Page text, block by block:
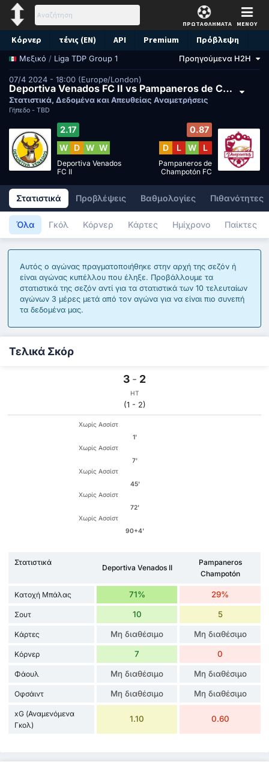
ΠΡΩΤΑΘΛΗΜΑΤΑ ΜΕΝΟΥ
Κόρνερ τένις (EN) API Premium Πρόβλεψη
Μεξικό / Liga TDP Group 1 Προηγούμενα H2H
07/4 2024 - 18:00 (Europe/London)
Deportiva Venados FC II vs Pampaneros de Champotón FC
Στατιστικά, Δεδομένα και Απευθείας Αναμετρήσεις
Γήπεδο - TBD
2.17
W
D W W
Deportiva Venados
FC II
0.87
D
L W L
Pampaneros de
Champotón FC
Στατιστικά Προβλέψεις Βαθμολογίες Πιθανότητες
Όλα Γκόλ Κόρνερ Κάρτες Ημίχρονο Παίκτες
Αυτός ο αγώνας πραγματοποιήθηκε στην αρχή της σεζόν ή
είναι αγώνας κυπέλλου που έληξε. Προβάλλουμε τα
στατιστικά της σεζόν αντί για τα στατιστικά των 10 τελευταίων
αγώνων 3 μέρες μετά από τον αγώνα για να είναι πιο συνεπή
τα δεδομένα μας.
Τελικά Σκόρ
3 - 2
HT
(1 - 2)
Χωρίς Ασσίστ
1'
Χωρίς Ασσίστ
7'
Χωρίς Ασσίστ
45'
Χωρίς Ασσίστ
72'
Χωρίς Ασσίστ
90+4'
Στατιστικά
Deportiva Venados II
Pampaneros
Champotón
Κατοχή Μπάλας 71% 29%
Σουτ 10 5
Κάρτες Μη διαθέσιμο Μη διαθέσιμο
Κόρνερ 7 0
Φάουλ Μη διαθέσιμο Μη διαθέσιμο
Οφσάιντ Μη διαθέσιμο Μη διαθέσιμο
xG (Αναμενόμενα
Γκολ)
1.10 0.60